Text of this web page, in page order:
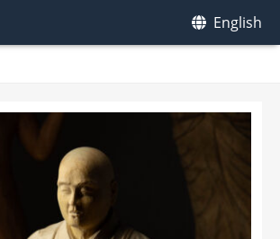
English